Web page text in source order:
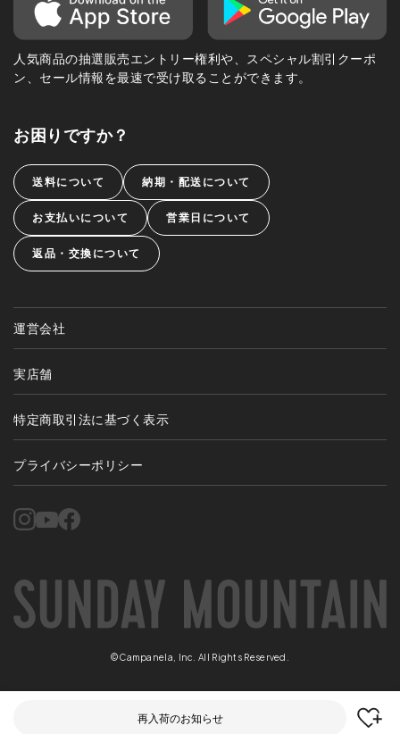
人気商品の抽選販売エントリー権利や、スペシャル割引クーポ
ン、セール情報を最速で受け取ることができます。
お困りですか？
送料について 納期・配送について
お支払いについて 営業日について
返品・交換について
運営会社
実店舗
特定商取引法に基づく表示
プライバシーポリシー
©Campanela, Inc. All Rights Reserved.
再入荷のお知らせ